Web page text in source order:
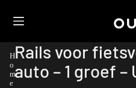
H
o
m
e
Rails voor
auto – 1 groef –